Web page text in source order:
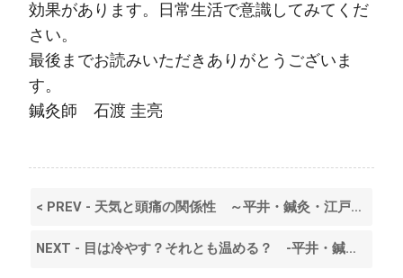
効果があります。日常生活で意識してみてくだ
さい。
最後までお読みいただきありがとうございま
す。
鍼灸師 石渡 圭亮
< PREV - 天気と頭痛の関係性 ～平井・鍼灸・江戸川区～
NEXT - 目は冷やす？それとも温める？ -平井・鍼灸・江戸川区- >